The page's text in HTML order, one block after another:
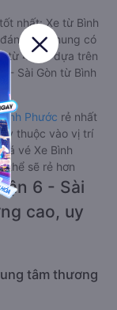
nhất: Xe từ Bình
giá chung có
từ 4.6/5 dựa trên
- Sài Gòn từ Bình
Phước rẻ nhất
thuộc vào vị trí
vé Xe Bình
thể sẽ rẻ hơn
6 - Sài
cao, uy
tâm thương